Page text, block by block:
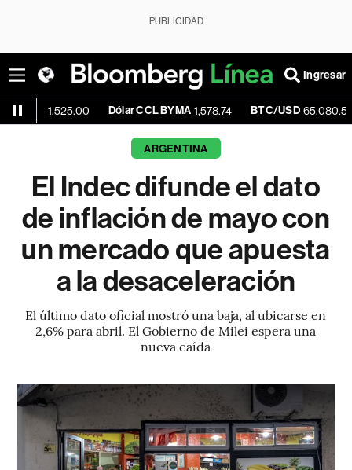
PUBLICIDAD
Ingresar
Dólar CCL BYMA 1,578.74 BTC/USD 65,080.57
ARGENTINA
El Indec difunde el dato
de inflación de mayo con
un mercado que apuesta
a la desaceleración
El último dato oficial mostró una baja, al ubicarse en
2,6% para abril. El Gobierno de Milei espera una
nueva caída